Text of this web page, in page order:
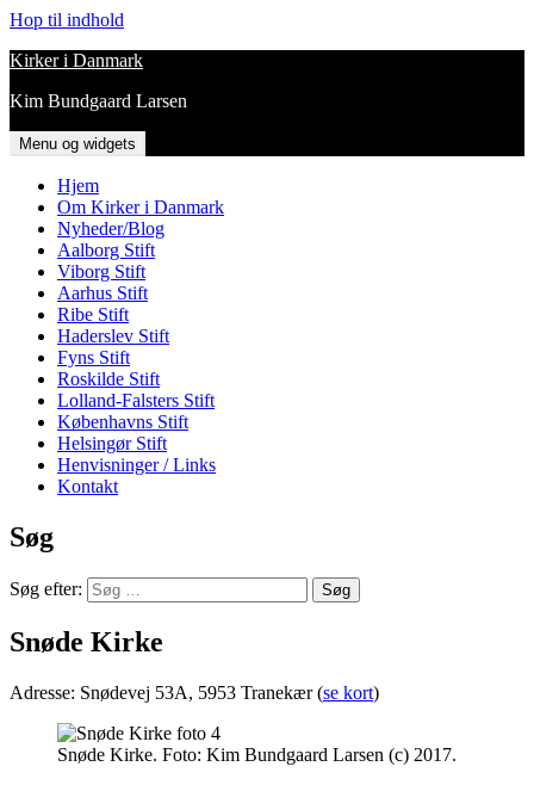
Hop til indhold
Kirker i Danmark
Kim Bundgaard Larsen
Menu og widgets
Hjem
Om Kirker i Danmark
Nyheder/Blog
Aalborg Stift
Viborg Stift
Aarhus Stift
Ribe Stift
Haderslev Stift
Fyns Stift
Roskilde Stift
Lolland-Falsters Stift
Københavns Stift
Helsingør Stift
Henvisninger / Links
Kontakt
Søg
Søg efter:
Snøde Kirke
Adresse: Snødevej 53A, 5953 Tranekær (se kort)
Snøde Kirke. Foto: Kim Bundgaard Larsen (c) 2017.